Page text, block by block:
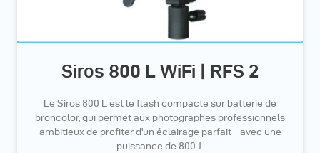
Siros 800 L WiFi | RFS 2
Le Siros 800 L est le flash compacte sur batterie de
broncolor, qui permet aux photographes professionnels
ambitieux de profiter d'un éclairage parfait - avec une
puissance de 800 J.